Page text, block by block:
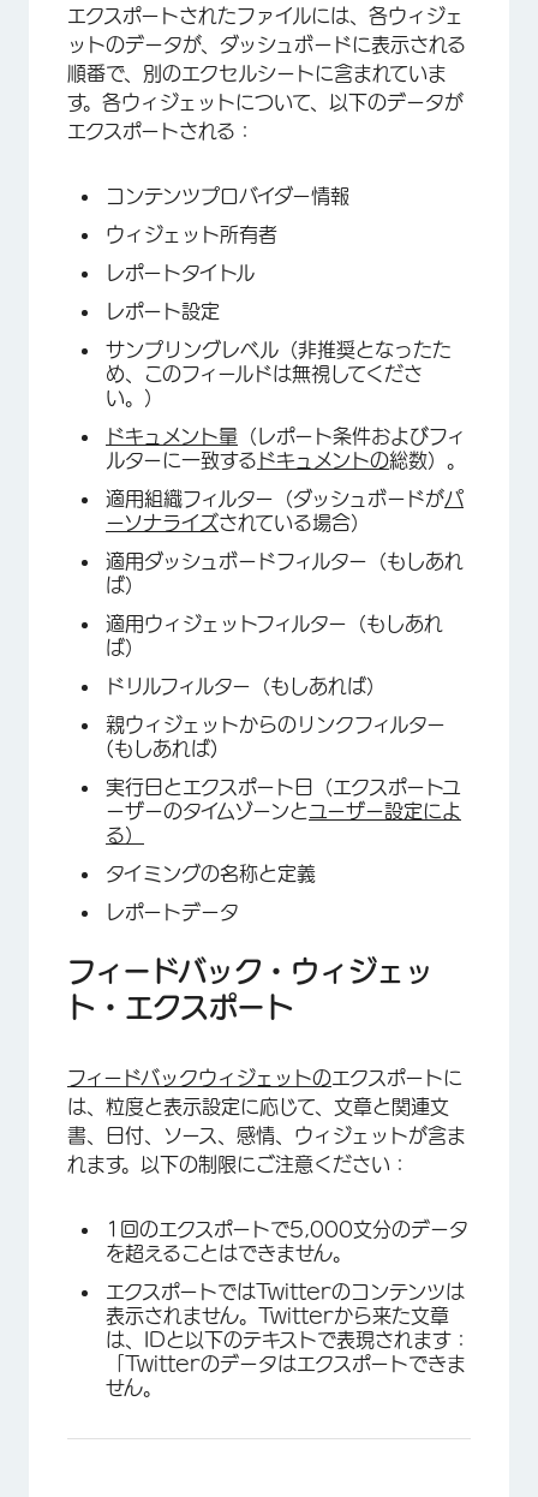
×
エクスポートされたファイルには、各ウィジェ
ットのデータが、ダッシュボードに表示される
順番で、別のエクセルシートに含まれていま
す。各ウィジェットについて、以下のデータが
エクスポートされる：
コンテンツプロバイダー情報
ウィジェット所有者
レポートタイトル
レポート設定
サンプリングレベル（非推奨となったた
め、このフィールドは無視してくださ
い。）
ドキュメント量 （レポート条件およびフィ
ルターに一致する ドキュメントの総数）。
適用組織フィルター（ダッシュボードがパ
ーソナライズされている場合）
適用ダッシュボードフィルター（もしあれ
ば）
適用ウィジェットフィルター（もしあれ
ば）
ドリルフィルター（もしあれば）
親ウィジェットからのリンクフィルター
(もしあれば)
実行日とエクスポート日（エクスポートユ
ーザーのタイムゾーンと ユーザー設定によ
る）
タイミングの名称と定義
レポートデータ
フィードバック・ウィジェッ
ト・エクスポート
フィードバックウィジェットのエクスポートに
は、粒度と表示設定に応じて、文章と関連文
書、日付、ソース、感情、ウィジェットが含ま
れます。以下の制限にご注意ください：
1回のエクスポートで5,000文分のデータ
を超えることはできません。
エクスポートではTwitterのコンテンツは
表示されません。Twitterから来た文章
は、IDと以下のテキストで表現されます：
「Twitterのデータはエクスポートできま
せん。